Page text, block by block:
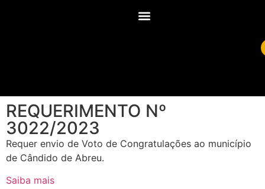
REQUERIMENTO Nº
3022/2023
Requer envio de Voto de Congratulações ao município
de Cândido de Abreu.
Saiba mais